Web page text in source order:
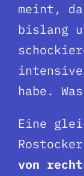
meint,
bislang
habe.
Eine
von